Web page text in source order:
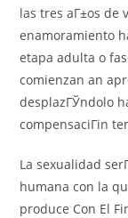
las tres aГ±os de
enamoramiento
etapa adulta o
comienzan an
desplazГЎndolo
compensaciГіn
La sexualidad
humana con la
produce Con El